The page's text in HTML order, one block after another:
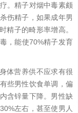
。精子对烟中毒素颇
伤精子，如果成年男
精子的畸形率增高。
，能使70%精子发育
体营养供不应求有很
些男性饮食单调，偏
含锌量下降。男性缺
左右，甚至使男人